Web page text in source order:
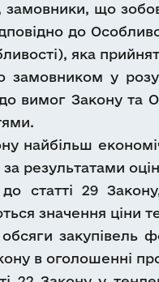
що
до
яка
замовником у
до вимог Закону та
найбільш
результатами
до статті 29
значення ціни
закупівель
в оголошенні